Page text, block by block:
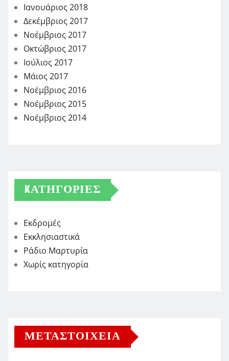
Ιανουάριος 2018
Δεκέμβριος 2017
Νοέμβριος 2017
Οκτώβριος 2017
Ιούλιος 2017
Μάιος 2017
Νοέμβριος 2016
Νοέμβριος 2015
Νοέμβριος 2014
KΑΤΗΓΟΡΊΕΣ
Εκδρομές
Εκκλησιαστικά
Ράδιο Μαρτυρία
Χωρίς κατηγορία
ΜΕΤΑΣΤΟΙΧΕΊΑ